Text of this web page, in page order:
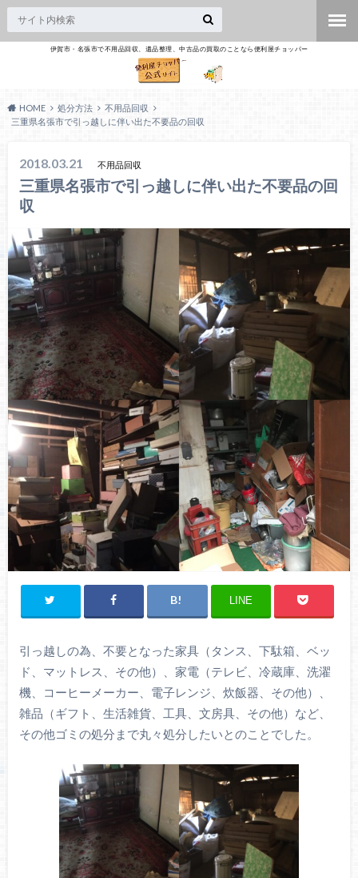
伊賀市・名張市で不用品回収、遺品整理、中古品の買取のことなら便利屋チョッパー
HOME 処分方法
不用品回収
三重県名張市で引っ越しに伴い出た不要品の回収
2018.03.21 不用品回収
三重県名張市で引っ越しに伴い出た不要品の回
収
LINE
引っ越しの為、不要となった家具（タンス、下駄箱、ベッ
ド、マットレス、その他）、家電（テレビ、冷蔵庫、洗濯
機、コーヒーメーカー、電子レンジ、炊飯器、その他）、
雑品（ギフト、生活雑貨、工具、文房具、その他）など、
その他ゴミの処分まで丸々処分したいとのことでした。